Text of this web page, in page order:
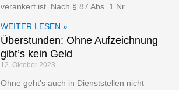
verankert ist. Nach § 87 Abs. 1 Nr.
WEITER LESEN »
Überstunden: Ohne Aufzeichnung
gibt’s kein Geld
12. Oktober 2023
Ohne geht’s auch in Dienststellen nicht